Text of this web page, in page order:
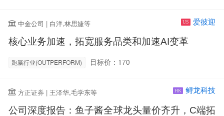
中金公司 | 白洋,林思婕等 US 爱彼迎
核心业务加速，拓宽服务品类和加速AI变革
跑赢行业(OUTPERFORM) 目标价：170
方正证券 | 王泽华,毛学东等 HK 鲟龙科技
公司深度报告：鱼子酱全球龙头量价齐升，C端拓